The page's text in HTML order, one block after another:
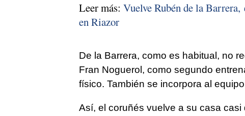
Leer más: Vuelve Rubén de la
en Riazor
De la Barrera, como es habitual, no
Fran Noguerol, como segundo
físico. También se incorpora al
Así, el coruñés vuelve a su casa